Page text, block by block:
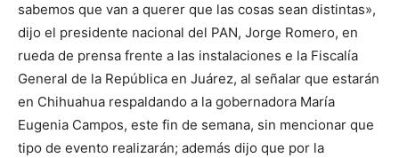
sabemos que van a querer que las cosas sean distintas»,
dijo el presidente nacional del PAN, Jorge Romero, en
rueda de prensa frente a las instalaciones e la Fiscalía
General de la República en Juárez, al señalar que estarán
en Chihuahua respaldando a la gobernadora María
Eugenia Campos, este fin de semana, sin mencionar que
tipo de evento realizarán; además dijo que por la